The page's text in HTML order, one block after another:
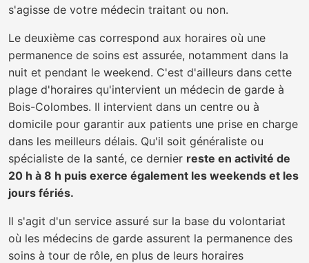
s'agisse de votre médecin traitant ou non.
Le deuxième cas correspond aux horaires où une
permanence de soins est assurée, notamment dans la
nuit et pendant le weekend. C'est d'ailleurs dans cette
plage d'horaires qu'intervient un médecin de garde à
Bois-Colombes. Il intervient dans un centre ou à
domicile pour garantir aux patients une prise en charge
dans les meilleurs délais. Qu'il soit généraliste ou
spécialiste de la santé, ce dernier reste en activité de
20 h à 8 h puis exerce également les weekends et les
jours fériés.
Il s'agit d'un service assuré sur la base du volontariat
où les médecins de garde assurent la permanence des
soins à tour de rôle, en plus de leurs horaires